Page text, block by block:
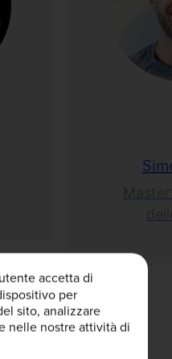
accetta di
per
sito, analizzare
nelle nostre attività di